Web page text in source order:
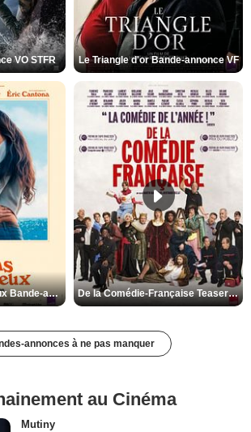
VO STFR Le Triangle d'or Bande-annonce VF
Les Matins merveilleux Bande-annonce VF De la Comédie-Française Teaser VF
annonces à ne pas manquer
au Cinéma
Mutiny